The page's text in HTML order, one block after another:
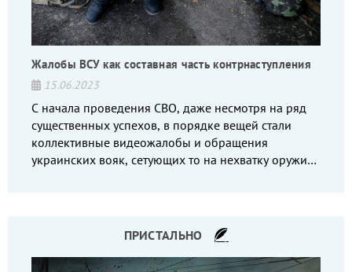
Жалобы ВСУ как составная часть контрнаступления
15.06.2023
С начала проведения СВО, даже несмотря на ряд
существенных успехов, в порядке вещей стали
коллективные видеожалобы и обращения
украинских вояк, сетующих то на нехватку оружия,
ПРИСТАЛЬНО